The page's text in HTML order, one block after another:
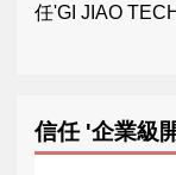
任'GI JIAO
信任 '企業級